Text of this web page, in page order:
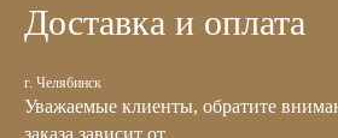
Доставка и оплата
г. Челябинск
Уважаемые клиенты, обратите